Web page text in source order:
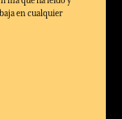
en cualquier